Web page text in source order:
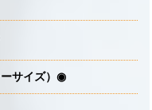
サイズ）◉